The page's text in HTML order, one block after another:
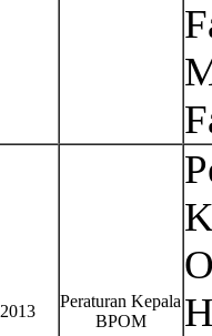
2013
Peraturan Kepala
BPOM